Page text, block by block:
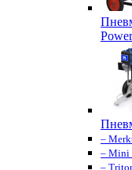
Power
–
– Mini
–